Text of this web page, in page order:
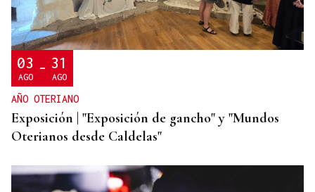
Manzaneda volve ser a capital da gaita
03
AGO - 31
AGO
AÑO OTERIANO
Exposición | "Exposición de gancho" y "Mundos
Oterianos desde Caldelas"